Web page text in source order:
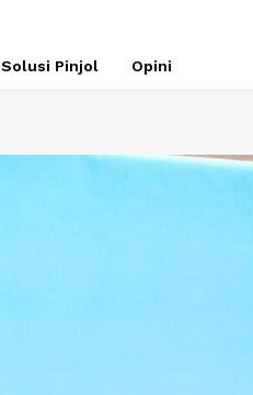
Solusi Pinjol Opini